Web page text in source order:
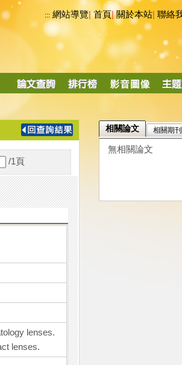
::: 網站導覽|首頁|關於本站 聯絡
導
/1 頁
lenses.
lenses.
相關論文 相關期刊
無相關論文